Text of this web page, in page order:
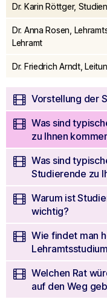
seconds
of
52
seconds
Dr. Karin Röttger,
Dr. Anna Rosen,
Lehramt
Dr. Friedrich Arndt,
Vorstellung der
Was sind
zu Ihnen
Was sind
Studierende zu
Warum ist
wichtig?
Wie findet man
Welchen Rat
auf den Weg